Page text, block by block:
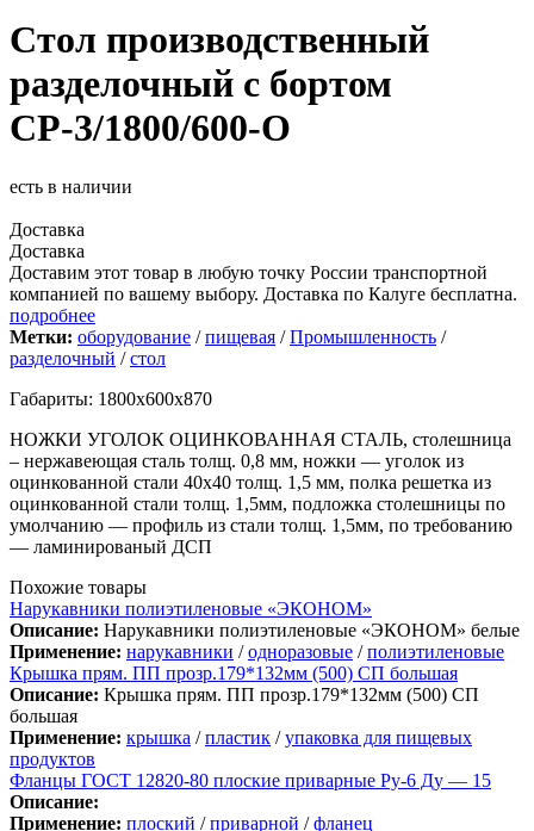
Стол производственный
разделочный с бортом
СР-3/1800/600-О
есть в наличии
Доставка
Доставка
Доставим этот товар в любую точку России транспортной
компанией по вашему выбору. Доставка по Калуге бесплатна.
подробнее
Метки: оборудование /пищевая /Промышленность /
разделочный /стол
Габариты: 1800х600х870
НОЖКИ УГОЛОК ОЦИНКОВАННАЯ СТАЛЬ, столешница
– нержавеющая сталь толщ. 0,8 мм, ножки — уголок из
оцинкованной стали 40х40 толщ. 1,5 мм, полка решетка из
оцинкованной стали толщ. 1,5мм, подложка столешницы по
умолчанию — профиль из стали толщ. 1,5мм, по требованию
— ламинированый ДСП
Похожие товары
Нарукавники полиэтиленовые «ЭКОНОМ»
Описание: Нарукавники полиэтиленовые «ЭКОНОМ» белые
Применение: нарукавники /одноразовые /полиэтиленовые
Крышка прям. ПП прозр.179*132мм (500) СП большая
Описание: Крышка прям. ПП прозр.179*132мм (500) СП
большая
Применение: крышка /пластик /упаковка для пищевых
продуктов
Фланцы ГОСТ 12820-80 плоские приварные Ру-6 Ду — 15
Описание:
Применение: плоский /приварной /фланец